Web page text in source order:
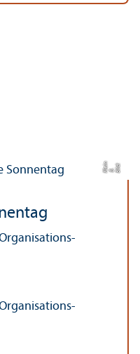
Bil d:
B.
Kl ei
n